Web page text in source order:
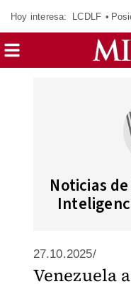
Hoy interesa: LCDLF
Noticias
27.10.2025/
Venezuela